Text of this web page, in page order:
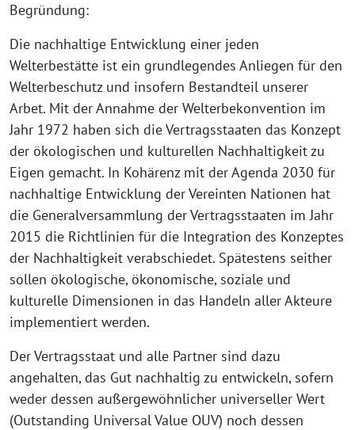
Begründung:
Die nachhaltige Entwicklung einer jeden
Welterbestätte ist ein grundlegendes Anliegen für den
Welterbeschutz und insofern Bestandteil unserer
Arbet. Mit der Annahme der Welterbekonvention im
Jahr 1972 haben sich die Vertragsstaaten das Konzept
der ökologischen und kulturellen Nachhaltigkeit zu
Eigen gemacht. In Kohärenz mit der Agenda 2030 für
nachhaltige Entwicklung der Vereinten Nationen hat
die Generalversammlung der Vertragsstaaten im Jahr
2015 die Richtlinien für die Integration des Konzeptes
der Nachhaltigkeit verabschiedet. Spätestens seither
sollen ökologische, ökonomische, soziale und
kulturelle Dimensionen in das Handeln aller Akteure
implementiert werden.
Der Vertragsstaat und alle Partner sind dazu
angehalten, das Gut nachhaltig zu entwickeln, sofern
weder dessen außergewöhnlicher universeller Wert
(Outstanding Universal Value OUV) noch dessen